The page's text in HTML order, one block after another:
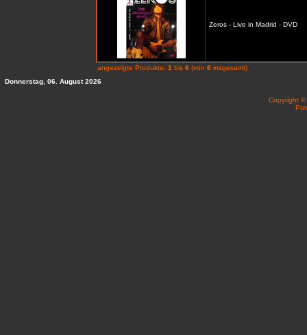
Zeros - Live in Madrid - DVD
angezeigte Produkte: 1 bis 6 (von 6 insgesamt)
Donnerstag, 06. August 2026
Copyright